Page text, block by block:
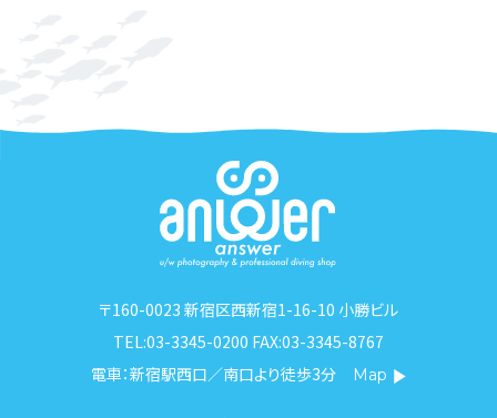
〒160-0023 新宿区西新宿1-16-10 小勝ビル
TEL:03-3345-0200 FAX:03-3345-8767
電車：新宿駅西口／南口より徒歩3分
Map